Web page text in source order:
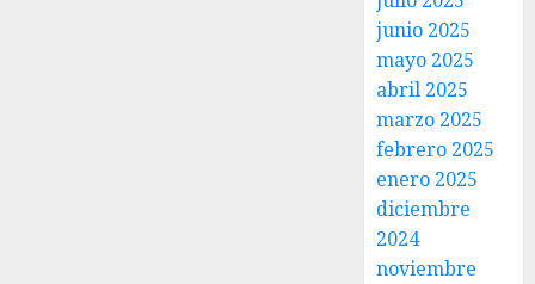
junio 2025
mayo 2025
abril 2025
marzo 2025
febrero 2025
enero 2025
diciembre
2024
noviembre